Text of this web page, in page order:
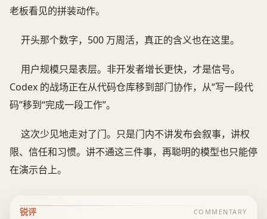
老板看见的拼装动作。
开头那个数字，500 万周活，真正的含义也在这里。
用户规模只是表层。非开发者增长更快，才是信号。
Codex 的战场正在从代码仓库移到部门协作，从“写一段代
码”移到“完成一段工作”。
这次少见地走对了门。只是门内不讲发布会叙事，讲权
限、信任和习惯。讲不通这三件事，再聪明的模型也只能停
在演示台上。
锐评 COMMENTARY